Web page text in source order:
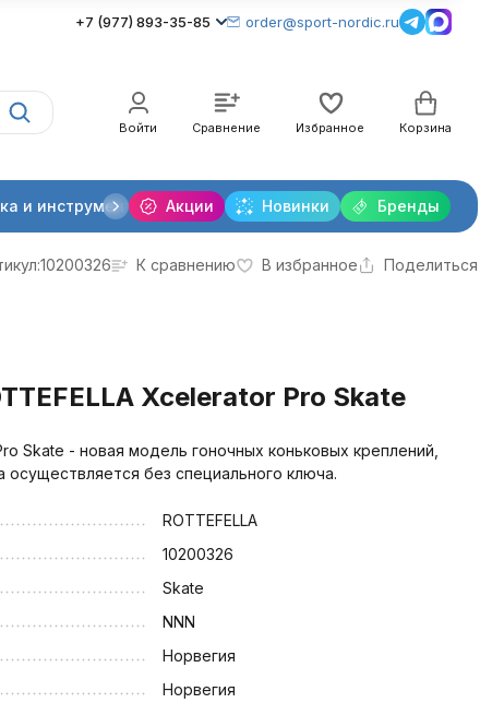
+7 (977) 893-35-85 order@sport-nordic.ru
Войти Сравнение Избранное Корзина
Акции Новинки Бренды
и инструменты Крепления лыжные Очки и линзы
10200326 К сравнению В избранное Поделиться
Xcelerator Pro Skate
Skate - новая модель гоночных коньковых креплений,
осуществляется без специального ключа.
ROTTEFELLA
10200326
Skate
NNN
Норвегия
Норвегия